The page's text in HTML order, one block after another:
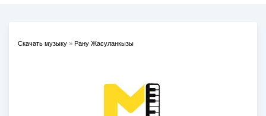
Скачать музыку » Рану Жасуланкызы